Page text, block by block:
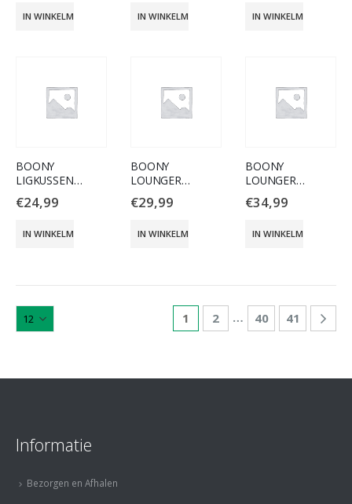
IN WINKELMAND IN WINKELMAND IN WINKELMAND
BOONY
LIGKUSSEN
SLEEPWELL
ROZE 100X70CM
€24,99
IN WINKELMAND
BOONY
LOUNGER
CHENILLE BRUIN
50CM
€29,99
IN WINKELMAND
BOONY
LOUNGER
CHENILLE BRUIN
65CM
€34,99
IN WINKELMAND
1 2 … 40 41
Informatie
Bezorgen en Afhalen